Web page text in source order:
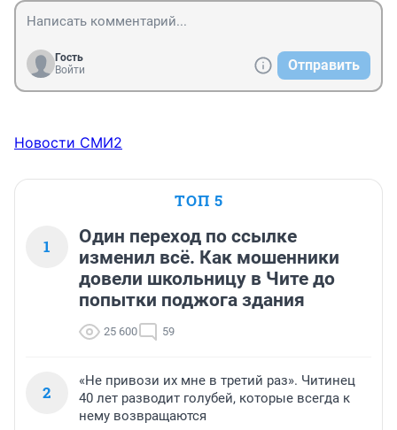
Гость
Войти
Отправить
Новости СМИ2
ТОП 5
1
Один переход по ссылке
изменил всё. Как мошенники
довели школьницу в Чите до
попытки поджога здания
25 600 59
2
«Не привози их мне в третий раз». Читинец
40 лет разводит голубей, которые всегда к
нему возвращаются